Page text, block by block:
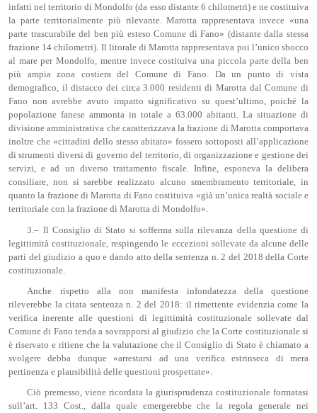
infatti nel territorio di Mondolfo (da esso distante 6 chilometri) e ne costituiva
la parte territorialmente più rilevante. Marotta rappresentava invece «una
parte trascurabile del ben più esteso Comune di Fano» (distante dalla stessa
frazione 14 chilometri). Il litorale di Marotta rappresentava poi l’unico sbocco
al mare per Mondolfo, mentre invece costituiva una piccola parte della ben
più ampia zona costiera del Comune di Fano. Da un punto di vista
demografico, il distacco dei circa 3.000 residenti di Marotta dal Comune di
Fano non avrebbe avuto impatto significativo su quest’ultimo, poiché la
popolazione fanese ammonta in totale a 63.000 abitanti. La situazione di
divisione amministrativa che caratterizzava la frazione di Marotta comportava
inoltre che «cittadini dello stesso abitato» fossero sottoposti all’applicazione
di strumenti diversi di governo del territorio, di organizzazione e gestione dei
servizi, e ad un diverso trattamento fiscale. Infine, esponeva la delibera
consiliare, non si sarebbe realizzato alcuno smembramento territoriale, in
quanto la frazione di Marotta di Fano costituiva «già un’unica realtà sociale e
territoriale con la frazione di Marotta di Mondolfo».
3.– Il Consiglio di Stato si sofferma sulla rilevanza della questione di
legittimità costituzionale, respingendo le eccezioni sollevate da alcune delle
parti del giudizio a quo e dando atto della sentenza n. 2 del 2018 della Corte
costituzionale.
Anche rispetto alla non manifesta infondatezza della questione
rileverebbe la citata sentenza n. 2 del 2018: il rimettente evidenzia come la
verifica inerente alle questioni di legittimità costituzionale sollevate dal
Comune di Fano tenda a sovrapporsi al giudizio che la Corte costituzionale si
è riservato e ritiene che la valutazione che il Consiglio di Stato è chiamato a
svolgere debba dunque «arrestarsi ad una verifica estrinseca di mera
pertinenza e plausibilità delle questioni prospettate».
Ciò premesso, viene ricordata la giurisprudenza costituzionale formatasi
sull’art. 133 Cost., dalla quale emergerebbe che la regola generale nei